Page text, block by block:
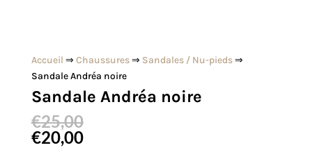
Accueil ⇒ Chaussures⇒ Sandales / Nu-pieds⇒
Sandale Andréa noire
Sandale Andréa noire
€25,00
€20,00